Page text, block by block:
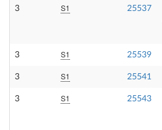
3 S1 25537
3 S1 25539
3 S1 25541
3 S1 25543